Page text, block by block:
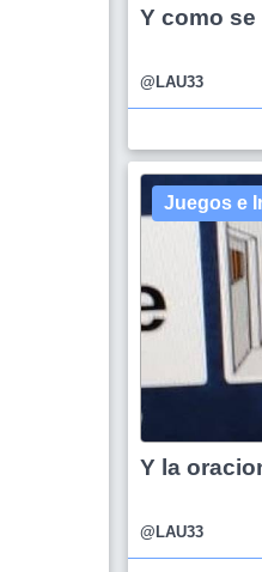
Y como
@LAU33
Juegos e
Y la
@LAU33